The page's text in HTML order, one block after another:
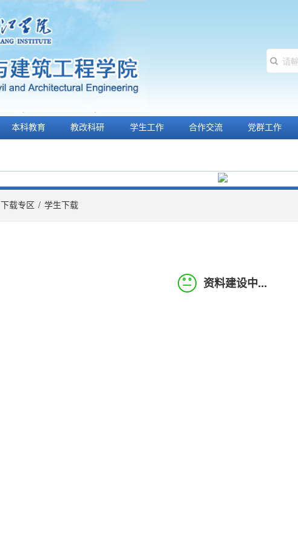
本科教育 教改科研 学生工作 合作交流 党群工作
下载专区 / 学生下载
资料建设中...